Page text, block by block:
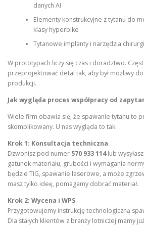
danych AI
Elementy konstrukcyjne z tytanu do
klasy hyperbike
Tytanowe implanty i narzędzia
W prototypach liczy się czas i doradztwo.
przeprojektować detal tak, aby był możliwy
produkcji.
Jak wygląda proces współpracy od
Wiele firm obawia się, że spawanie tytanu to
skomplikowany. U nas wygląda to tak:
Krok 1: Konsultacja techniczna
Dzwonisz pod numer 570 933 114lub
gatunek materiału, grubości i wymagania
będzie TIG, spawanie laserowe, a może
masz tylko ideę, pomagamy dobrać materiał.
Krok 2: Wycena i WPS
Przygotowujemy instrukcję technologiczną
Dla stałych klientów z branży lotniczej mamy